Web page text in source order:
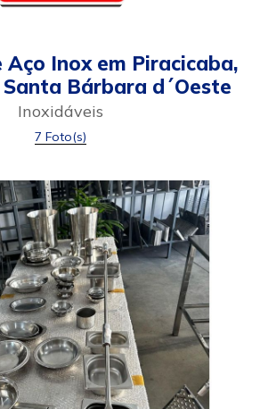
Inox em Piracicaba,
Bárbara d´Oeste
Inoxidáveis
7 Foto(s)